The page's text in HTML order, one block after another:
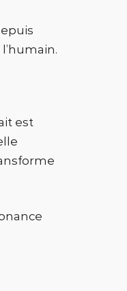
est